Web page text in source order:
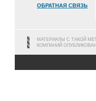
ОБРАТНАЯ СВЯЗЬ
МАТЕРИАЛЫ С ТАКОЙ
КОМПАНИЙ